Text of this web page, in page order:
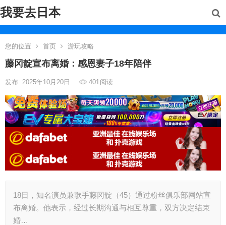
我要去日本
您的位置 首页 游玩攻略
藤冈靛宣布离婚：感恩妻子18年陪伴
发布: 2025年10月20日 401阅读
18日，知名演员兼歌手藤冈靛（45）通过粉丝俱乐部网站宣
布离婚。他表示，经过长期沟通与相互尊重，双方决定结束
婚…